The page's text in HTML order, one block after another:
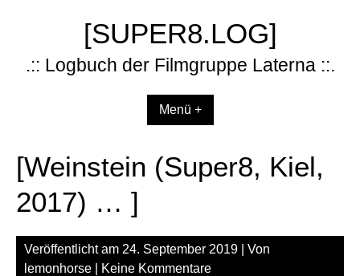
[SUPER8.LOG]
.:: Logbuch der Filmgruppe Laterna ::.
Menü +
[Weinstein (Super8, Kiel,
2017) … ]
Veröffentlicht am 24. September 2019 | Von
lemonhorse
Keine Kommentare